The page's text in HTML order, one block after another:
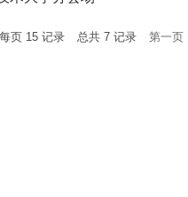
每页 15 记录 总共 7 记录 第一页